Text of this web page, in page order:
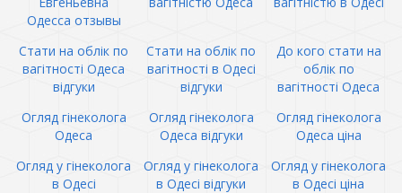
Одесса отзывы
Стати на облік по
вагітності Одеса
відгуки
Стати на облік по
вагітності в Одесі
відгуки
До кого стати на
облік по
вагітності Одеса
Огляд гінеколога
Одеса
Огляд гінеколога
Одеса відгуки
Огляд гінеколога
Одеса ціна
Огляд у гінеколога
в Одесі
Огляд у гінеколога
в Одесі відгуки
Огляд у гінеколога
в Одесі ціна